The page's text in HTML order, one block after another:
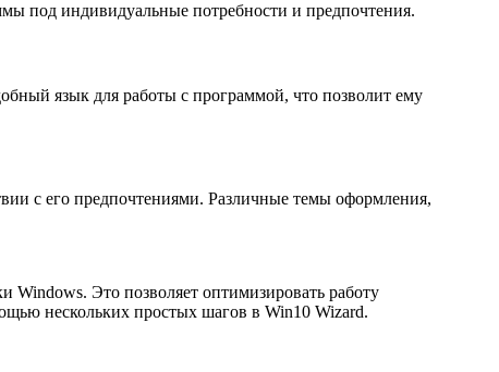
под индивидуальные потребности и предпочтения.
язык для работы с программой, что позволит ему
с его предпочтениями. Различные темы оформления,
Windows. Это позволяет оптимизировать работу
нескольких простых шагов в Win10 Wizard.